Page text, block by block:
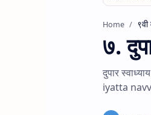
Home ९वी
७.
दुपार
iyatta